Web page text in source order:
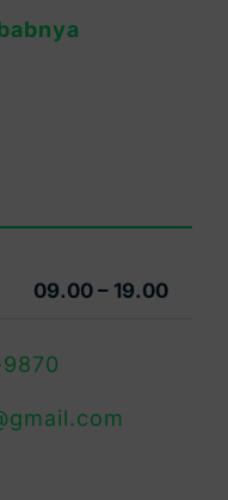
09.00 – 19.00